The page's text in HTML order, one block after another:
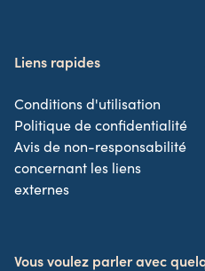
Liens rapides
Conditions d'utilisation
Politique de confidentialité
Avis de non-responsabilité
concernant les liens
externes
Vous voulez parler avec